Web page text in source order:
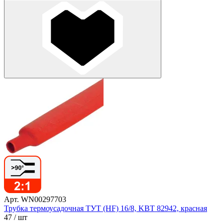
Арт. WN00297703
Трубка термоусадочная ТУТ (HF) 16/8, KBT 82942, красная
47 / шт